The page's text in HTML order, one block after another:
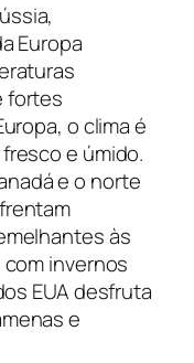
Europa
fortes
o clima é
e úmido.
e o norte
às
invernos
EUA desfruta
e